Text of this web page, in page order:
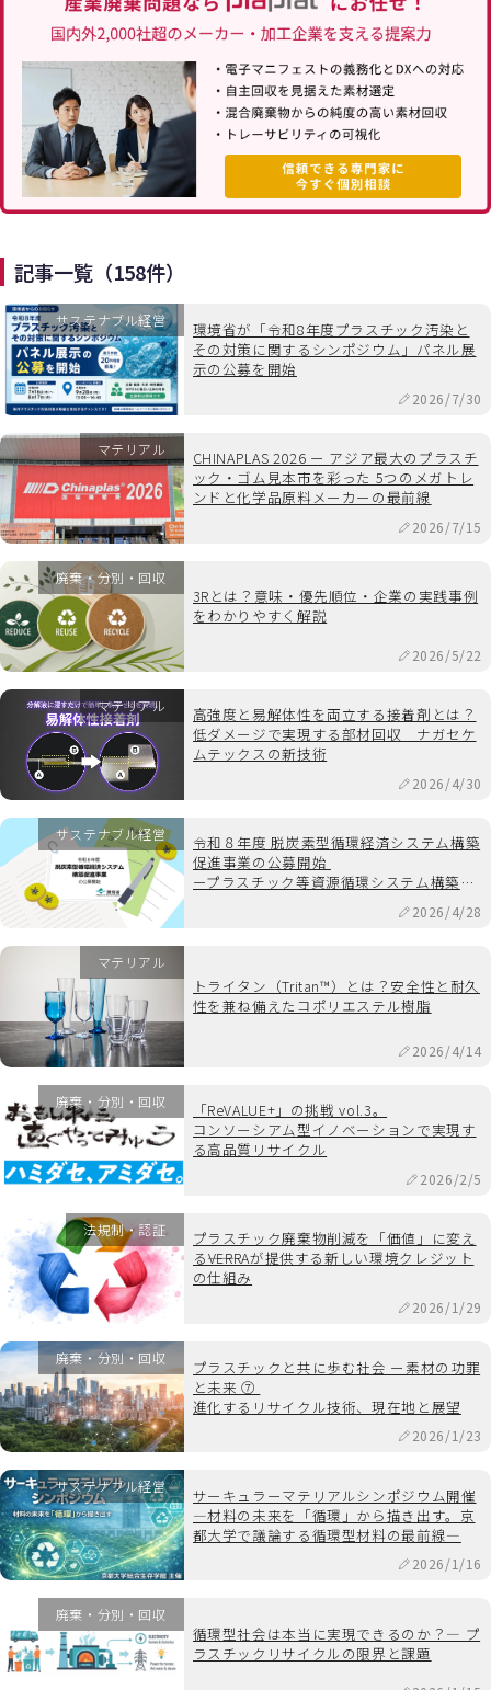
記事一覧（158件）
サステナブル経営
環境省が「令和8年度プラスチック汚染と
その対策に関するシンポジウム」パネル展
示の公募を開始
2026/7/30
マテリアル
CHINAPLAS 2026 ー アジア最大のプラスチ
ック・ゴム見本市を彩った 5つのメガトレ
ンドと化学品原料メーカーの最前線
2026/7/15
廃棄・分別・回収
3Rとは？意味・優先順位・企業の実践事例
をわかりやすく解説
2026/5/22
マテリアル
高強度と易解体性を両立する接着剤とは？
低ダメージで実現する部材回収 ナガセケ
ムテックスの新技術
2026/4/30
サステナブル経営
令和８年度 脱炭素型循環経済システム構築
促進事業の公募開始
ープラスチック等資源循環システム構築実
2026/4/28
マテリアル
トライタン（Tritan™）とは？安全性と耐久
性を兼ね備えたコポリエステル樹脂
2026/4/14
廃棄・分別・回収
「ReVALUE+」の挑戦 vol.3。
コンソーシアム型イノベーションで実現す
る高品質リサイクル
2026/2/5
法規制・認証
プラスチック廃棄物削減を「価値」に変え
る――VERRAが提供する新しい環境クレジット
の仕組み
2026/1/29
廃棄・分別・回収
プラスチックと共に歩む社会 ー素材の功罪
と未来 ⑦
進化するリサイクル技術、現在地と展望
2026/1/23
サステナブル経営
サーキュラーマテリアルシンポジウム開催
―材料の未来を「循環」から描き出す。京
都大学で議論する循環型材料の最前線―
2026/1/16
廃棄・分別・回収
循環型社会は本当に実現できるのか？― プ
ラスチックリサイクルの限界と課題